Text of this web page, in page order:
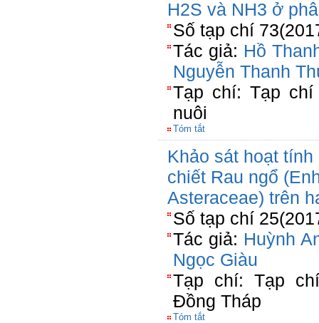
H2S và NH3 ở
Số tạp chí
Tác giả: Hồ
Nguyễn Thanh
Tạp chí: Tạp chí
nuôi
Tóm tắt
Khảo sát hoạt
chiết Rau ngổ
Asteraceae) trên
Số tạp chí
Tác giả: Huỳnh
Ngọc Giàu
Tạp chí: Tạp
Đồng Tháp
Tóm tắt